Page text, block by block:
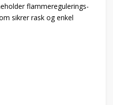
flammeregulerings-
sikrer rask og enkel